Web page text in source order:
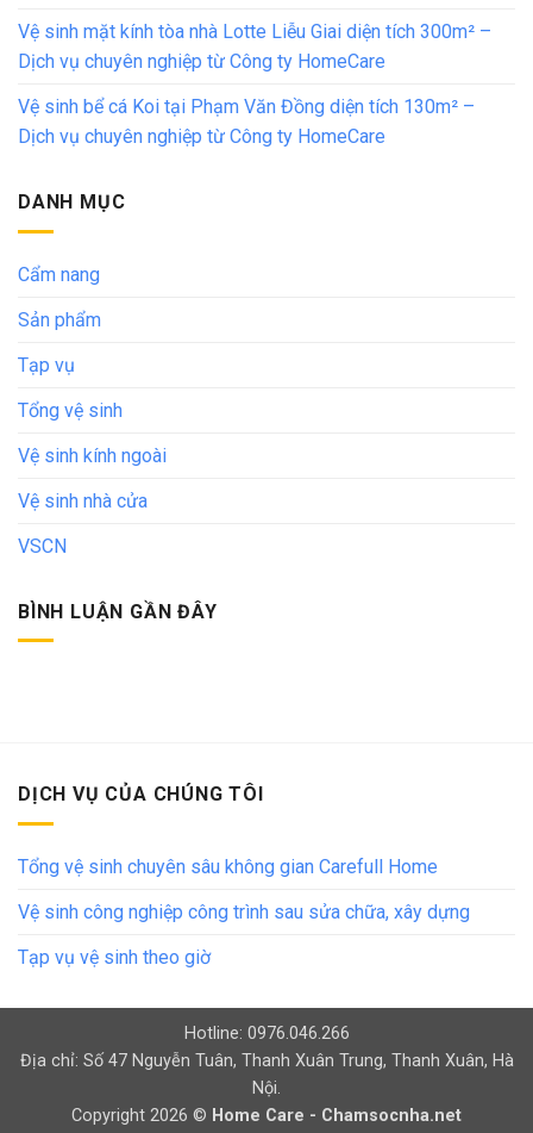
Vệ sinh mặt kính tòa nhà Lotte Liễu Giai diện tích 300m² –
Dịch vụ chuyên nghiệp từ Công ty HomeCare
Vệ sinh bể cá Koi tại Phạm Văn Đồng diện tích 130m² –
Dịch vụ chuyên nghiệp từ Công ty HomeCare
DANH MỤC
Cẩm nang
Sản phẩm
Tạp vụ
Tổng vệ sinh
Vệ sinh kính ngoài
Vệ sinh nhà cửa
VSCN
BÌNH LUẬN GẦN ĐÂY
DỊCH VỤ CỦA CHÚNG TÔI
Tổng vệ sinh chuyên sâu không gian Carefull Home
Vệ sinh công nghiệp công trình sau sửa chữa, xây dựng
Tạp vụ vệ sinh theo giờ
Hotline: 0976.046.266
Địa chỉ: Số 47 Nguyễn Tuân, Thanh Xuân Trung, Thanh Xuân, Hà
Nội.
Copyright 2026 © Home Care - Chamsocnha.net